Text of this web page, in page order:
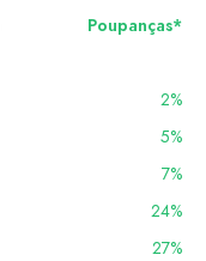
Poupanças*
2%
5%
7%
24%
27%